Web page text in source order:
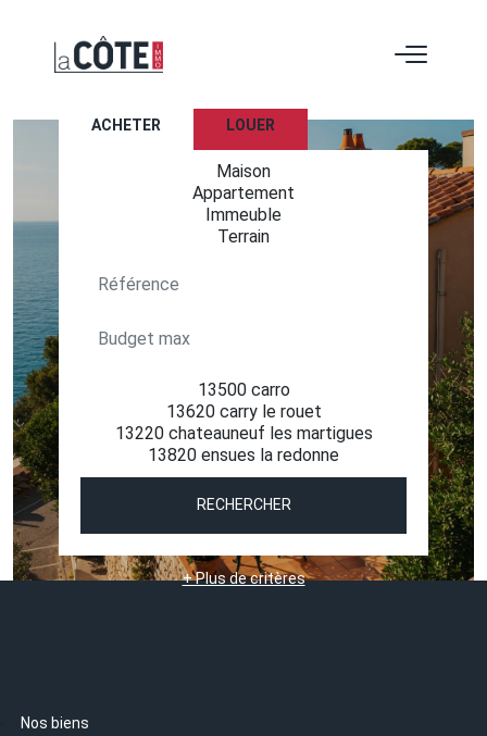
ACHETER LOUER
RECHERCHER
+ Plus de critères
Nos biens